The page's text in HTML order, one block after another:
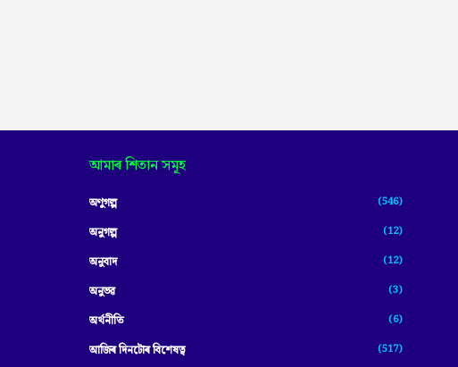
আমাৰ শিতান সমূহ
অণুগল্প (546)
অনুগল্প (12)
অনুবাদ (12)
অনুভৱ (3)
অৰ্থনীতি (6)
আজিৰ দিনটোৰ বিশেষত্ব (517)